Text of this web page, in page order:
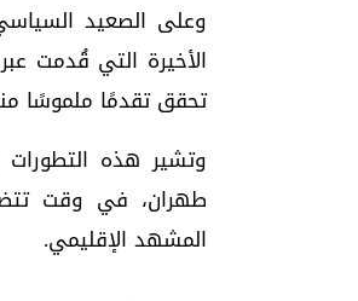
وعلى الصعيد
الأخيرة التي قُدمت
تحقق تقدمًا ملموسًا
وتشير هذه
طهران، في وقت
المشهد الإقليمي.